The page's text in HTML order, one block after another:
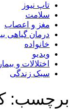
تاپ نیوز
سلامت
مغز و اعصاب
درمان گیاهی
خانواده
ویدیو
اختلالات و
سبک زندگی
برچسب: